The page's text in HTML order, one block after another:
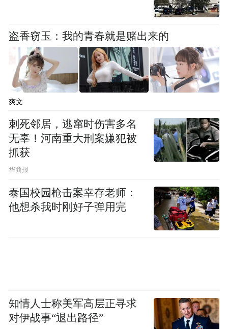
盗香窃玉：我的青春就是赌出来的
爽文
刺死邻居，逃窜时伤害多名
无辜！河南重大刑案嫌犯被
抓获
华商报
泰国校园枪击案幸存老师：
他想杀我时刚好子弹用完
知情人士称美军高层正寻求
对伊战事“退出路径”